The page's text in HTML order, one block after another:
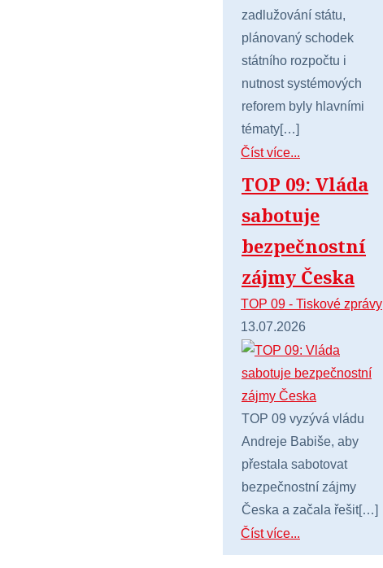
zadlužování státu,
plánovaný schodek
státního rozpočtu i
nutnost systémových
reforem byly hlavními
tématy[…]
Číst více...
TOP 09: Vláda
sabotuje
bezpečnostní
zájmy Česka
TOP 09 - Tiskové zprávy
13.07.2026
TOP 09 vyzývá vládu
Andreje Babiše, aby
přestala sabotovat
bezpečnostní zájmy
Česka a začala řešit[…]
Číst více...